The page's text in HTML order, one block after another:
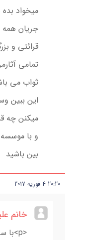
میخواد
جریان همه
قرائتی و
تمامی
ثواب می
این ببین
میکنن چه
و با
بین باشید
20:20
4 فوریه 2017
خانم